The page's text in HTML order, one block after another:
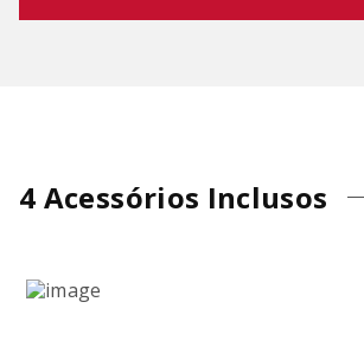
4 Acessórios Inclusos